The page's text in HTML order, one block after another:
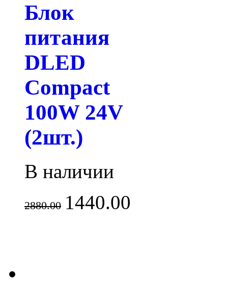
Блок
питания
DLED
Compact
100W 24V
(2шт.)
В наличии
2880.00 1440.00